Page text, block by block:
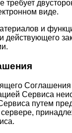
виде.
и
действующего
Соглашения
Сервиса
путем
сервере,